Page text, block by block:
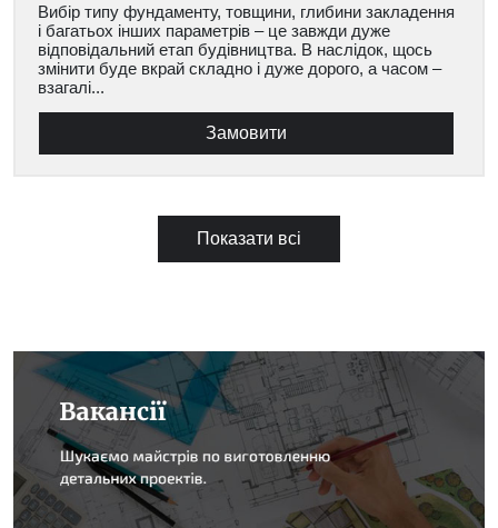
Вибір типу фундаменту, товщини, глибини закладення
і багатьох інших параметрів – це завжди дуже
відповідальний етап будівництва. В наслідок, щось
змінити буде вкрай складно і дуже дорого, а часом –
взагалі...
Замовити
Показати всі